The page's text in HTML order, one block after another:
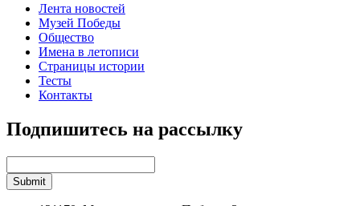
Лента новостей
Музей Победы
Общество
Имена в летописи
Страницы истории
Тесты
Контакты
Подпишитесь на рассылку